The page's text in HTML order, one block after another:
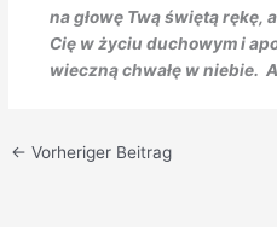
na głowę Twą świętą rękę,
Cię w życiu duchowym i
wieczną chwałę w niebie.
← Vorheriger Beitrag